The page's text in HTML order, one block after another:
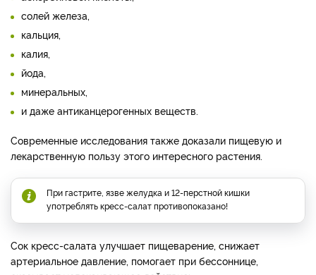
солей железа,
кальция,
калия,
йода,
минеральных,
и даже антиканцерогенных веществ.
Современные исследования также доказали пищевую и
лекарственную пользу этого интересного растения.
При гастрите, язве желудка и 12-перстной кишки
употреблять кресс-салат противопоказано!
Сок кресс-салата улучшает пищеварение, снижает
артериальное давление, помогает при бессоннице,